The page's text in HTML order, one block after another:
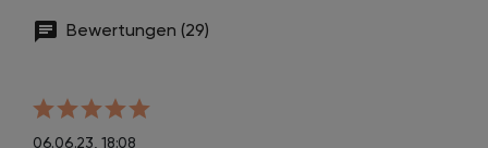
Bewertungen (29)
06.06.23, 18:08